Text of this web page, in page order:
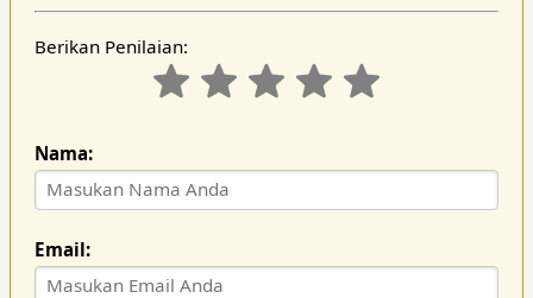
Berikan Penilaian:
Nama:
Email: